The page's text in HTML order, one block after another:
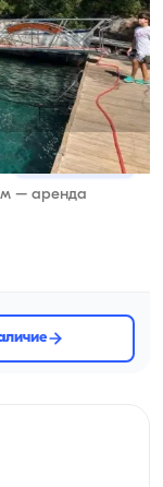
Новая лодка
– аренда